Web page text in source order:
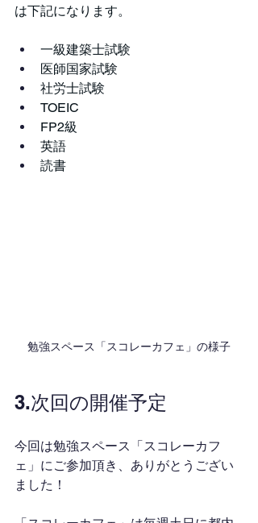
は下記になります。
一級建築士試験
医師国家試験
社労士試験
TOEIC
FP2級
英語
読書
勉強スペース「スコレーカフェ」の様子
3.次回の開催予定
今回は勉強スペース「スコレーカフ
ェ」にご参加頂き、ありがとうござい
ました！